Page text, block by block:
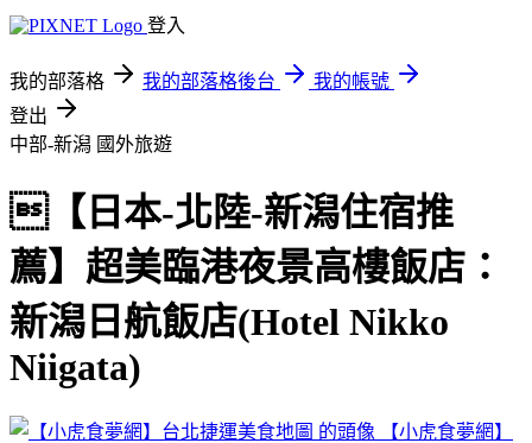
登入
我的部落格 我的部落格後台
我的帳號
登出
中部-新潟 國外旅遊
【日本-北陸-新潟住宿推
薦】超美臨港夜景高樓飯店：
新潟日航飯店(Hotel Nikko
Niigata)
【小虎食夢網】